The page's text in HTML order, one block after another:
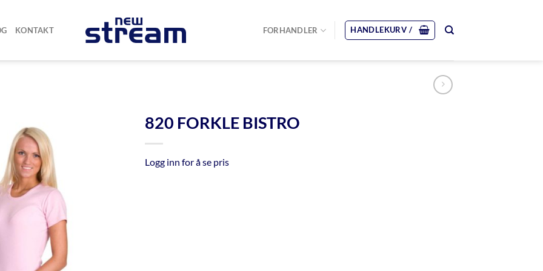
KONTAKT FORHANDLER HANDLEKURV /
820 FORKLE BISTRO
Logg inn for å se pris